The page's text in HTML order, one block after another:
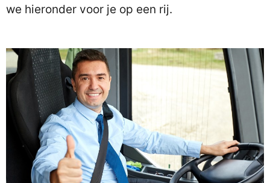
we hieronder voor je op een rij.